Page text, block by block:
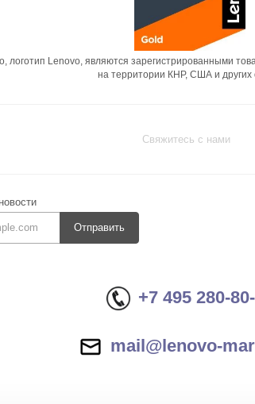
логотип Lenovo, являются зарегистрированными
на территории КНР, США и других
Свяжитесь с нами
Отправить
+7 495 280-
mail@lenovo-